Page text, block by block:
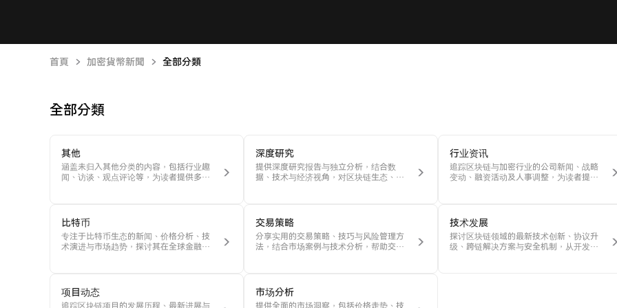
首頁 加密貨幣新聞 全部分類
全部分類
其他
涵盖未归入其他分类的内容，包括行业趣
闻、访谈、观点评论等，为读者提供多元
深度研究
提供深度研究报告与独立分析，结合数
据、技术与经济视角，对区块链生态、项
行业资讯
追踪区块链与加密行业的公司新闻、战略
变动、融资活动及人事调整，为读者提供
比特币
专注于比特币生态的新闻、价格分析、技
术演进与市场趋势，探讨其在全球金融体
交易策略
分享实用的交易策略、技巧与风险管理方
法，结合市场案例与技术分析，帮助交易
技术发展
探讨区块链领域的最新技术创新、协议升
级、跨链解决方案与安全机制，从开发者
项目动态
追踪区块链项目的发展历程、最新进展与
市场分析
提供全面的市场洞察，包括价格走势、技